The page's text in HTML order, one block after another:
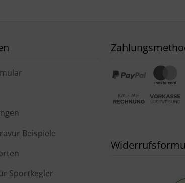
Beispiele
Sportkegler